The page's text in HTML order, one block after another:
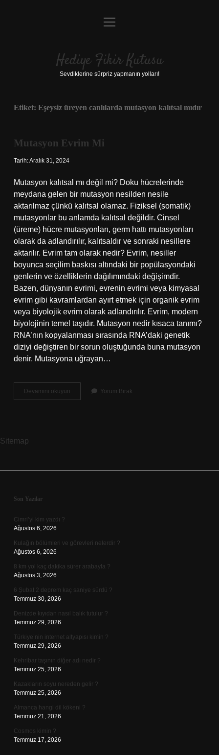
Anasayfa
Yasal Uyarı
menüyü
Hediye Fikir Kutusu
Sevdiklerine sürpriz yapmanın yolları!
Etiket: Eşeysiz üreyen canlılarda mutasyon kalıtsal mıdır
Mutasyon Evrim Mi
Tarih: Aralık 31, 2024
Mutasyon kalıtsal mı değil mi? Doku hücrelerinde
meydana gelen bir mutasyon nesilden nesile
aktarılmaz çünkü kalıtsal olamaz. Fiziksel (somatik)
mutasyonlar bu anlamda kalıtsal değildir. Cinsel
(üreme) hücre mutasyonları, germ hattı mutasyonları
olarak da adlandırılır, kalıtsaldır ve sonraki nesillere
aktarılır. Evrim tam olarak nedir? Evrim, nesiller
boyunca seçilim baskısı altındaki bir popülasyondaki
genlerin ve özelliklerin dağılımındaki değişimdir.
Bazen, dünyanın evrimi, evrenin evrimi veya kimyasal
evrim gibi kavramlardan ayırt etmek için organik evrim
veya biyolojik evrim olarak adlandırılır. Evrim, modern
biyolojinin temel taşıdır. Mutasyon nedir kısaca tanımı?
RNA’nın kopyalanması sırasında RNA’daki genetik
diziyi değiştiren bir sorun oluştuğunda buna mutasyon
denir. Mutasyona uğrayan…
Devamını okuyun Mutasyon
Evrim
Yorum Bırak
Sitemap
Sidebar
Son Yazılar
Cimri’yi kim yazdı ?
Ağustos 6, 2026
Kulağın bölümleri ve görevleri nelerdir ?
Ağustos 6, 2026
8 km yol kaç dakika sürer arabayla ?
Ağustos 3, 2026
6 Şubat 2 deprem kaç saniye sürdü ?
Temmuz 30, 2026
Denizde kıyıdan nasıl balık tutulur ?
Temmuz 29, 2026
Türkiye’nin internet altyapısı kimin ?
Temmuz 29, 2026
Kehribar taşının diğer adı nedir ?
Temmuz 25, 2026
Kazakların soyu nereden gelir ?
Temmuz 25, 2026
Almanca hangi dil kökeni ?
Temmuz 21, 2026
Cosmos kimin ?
Temmuz 17, 2026